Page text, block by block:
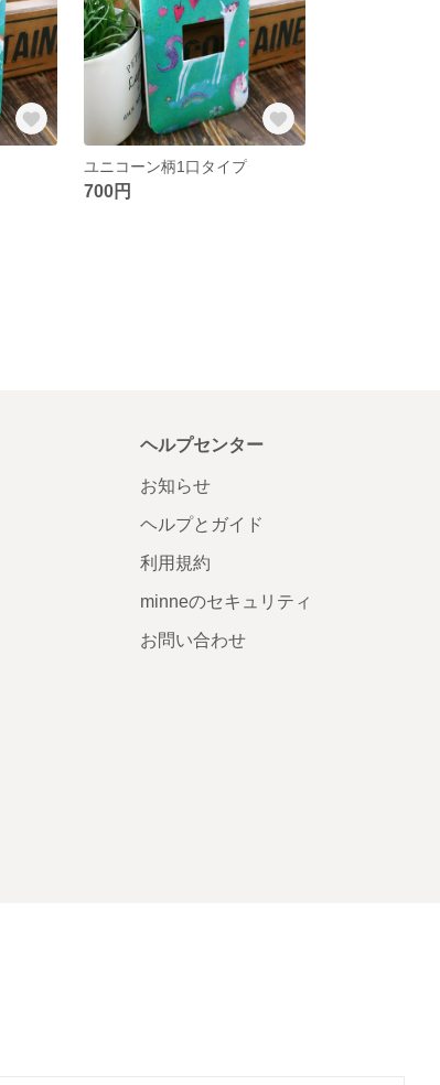
ユニコーン柄1口タイプ
700円
ヘルプセンター
お知らせ
ヘルプとガイド
利用規約
minneのセキュリティ
お問い合わせ